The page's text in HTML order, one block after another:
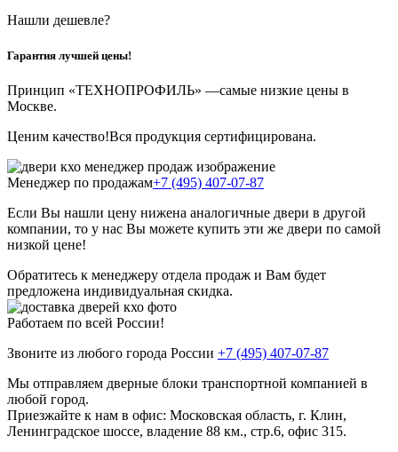
Нашли дешевле?
Гарантия лучшей цены!
Принцип «ТЕХНОПРОФИЛЬ» —самые низкие цены в
Москве.
Ценим качество!Вся продукция сертифицирована.
Менеджер по продажам+7 (495) 407-07-87
Если Вы нашли цену нижена аналогичные двери в другой
компании, то у нас Вы можете купить эти же двери по самой
низкой цене!
Обратитесь к менеджеру отдела продаж и Вам будет
предложена индивидуальная скидка.
Работаем по всей России!
Звоните из любого города России +7 (495) 407-07-87
Мы отправляем дверные блоки транспортной компанией в
любой город.
Приезжайте к нам в офис: Московская область, г. Клин,
Ленинградское шоссе, владение 88 км., стр.6, офис 315.